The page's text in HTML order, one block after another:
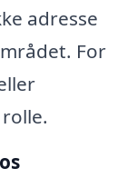
adresse
For